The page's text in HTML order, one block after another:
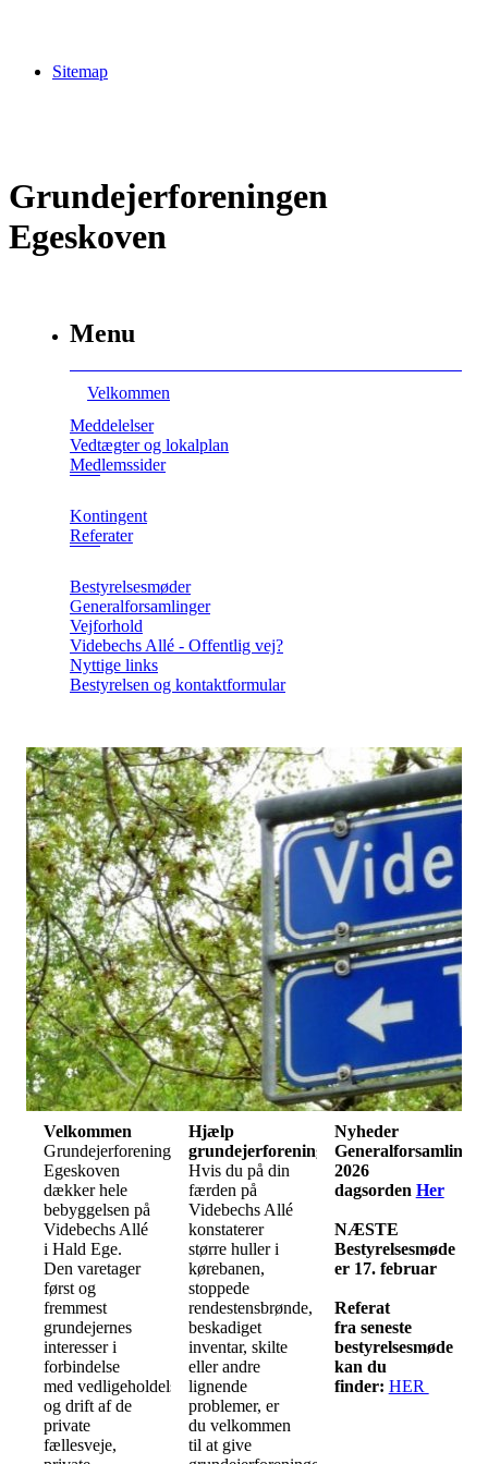
Sitemap
Grundejerforeningen
Egeskoven
Menu
Velkommen
Meddelelser
Vedtægter og lokalplan
Medlemssider
Kontingent
Referater
Bestyrelsesmøder
Generalforsamlinger
Vejforhold
Videbechs Allé - Offentlig vej?
Nyttige links
Bestyrelsen og kontaktformular
Velkommen
Grundejerforeningen
Egeskoven
dækker hele
bebyggelsen på
Videbechs Allé
i Hald Ege.
Den varetager
først og
fremmest
grundejernes
interesser i
forbindelse
med vedligeholdelse
og drift af de
private
fællesveje,
Hjælp
grundejerforeningen
Hvis du på din
færden på
Videbechs Allé
konstaterer
større huller i
kørebanen,
stoppede
rendestensbrønde,
beskadiget
inventar, skilte
eller andre
lignende
problemer, er
du velkommen
til at give
Nyheder
Generalforsamling
2026
dagsorden Her
NÆSTE
Bestyrelsesmøde
er 17. februar
Referat
fra seneste
bestyrelsesmøde
kan du
finder: HER